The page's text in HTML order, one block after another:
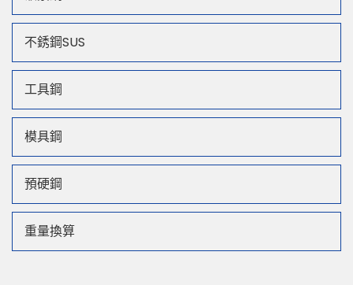
不銹鋼SUS
工具鋼
模具鋼
預硬鋼
重量換算